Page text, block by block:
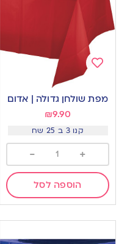
to
מפת שולחן גדולה | אדום
₪9.90
קנו 3 ב 25 שח
+
-
הוספה לסל